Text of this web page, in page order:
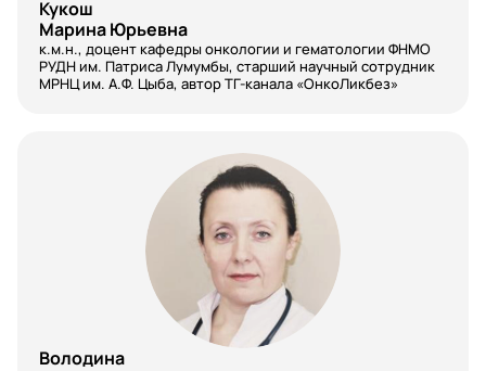
Рентген-Лаборант
Рентгенология
Сердечно-сосудистая хирургия
Сестринское дело (ВСО)
Скорая медицинская помощь
Сотрудник компании-производителя
Кукош
Марина Юрьевна
к.м.н., доцент кафедры онкологии и гематологии ФНМО
РУДН им. Патриса Лумумбы, старший научный сотрудник
МРНЦ им. А.Ф. Цыба, автор ТГ-канала «ОнкоЛикбез»
Володина